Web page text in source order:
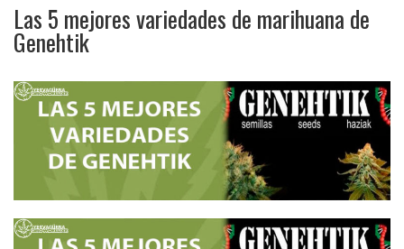
Las 5 mejores variedades de marihuana de
Genehtik